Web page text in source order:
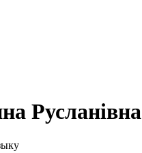
Русланівна